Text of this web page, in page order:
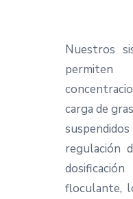
Nuestros
permiten
carga de
regulación
floculante,